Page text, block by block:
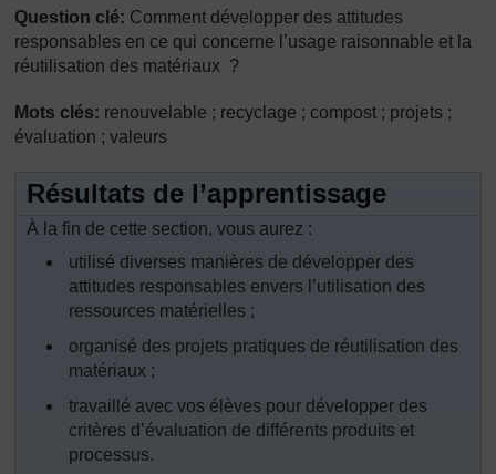
Question clé: Comment développer des attitudes
responsables en ce qui concerne l’usage raisonnable et la
réutilisation des matériaux ?
Mots clés: renouvelable ; recyclage ; compost ; projets ;
évaluation ; valeurs
Résultats de l’apprentissage
À la fin de cette section, vous aurez :
utilisé diverses manières de développer des
attitudes responsables envers l’utilisation des
ressources matérielles ;
organisé des projets pratiques de réutilisation des
matériaux ;
travaillé avec vos élèves pour développer des
critères d’évaluation de différents produits et
processus.